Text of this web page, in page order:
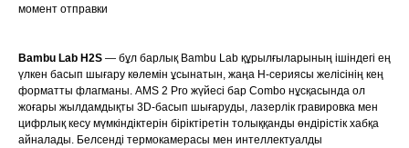
момент отправки
Bambu Lab H2S — бұл барлық Bambu Lab құрылғыларының ішіндегі ең
үлкен басып шығару көлемін ұсынатын, жаңа H-сериясы желісінің кең
форматты флагманы. AMS 2 Pro жүйесі бар Combo нұсқасында ол
жоғары жылдамдықты 3D-басып шығаруды, лазерлік гравировка мен
цифрлық кесу мүмкіндіктерін біріктіретін толыққанды өндірістік хабқа
айналады. Белсенді термокамерасы мен интеллектуалды